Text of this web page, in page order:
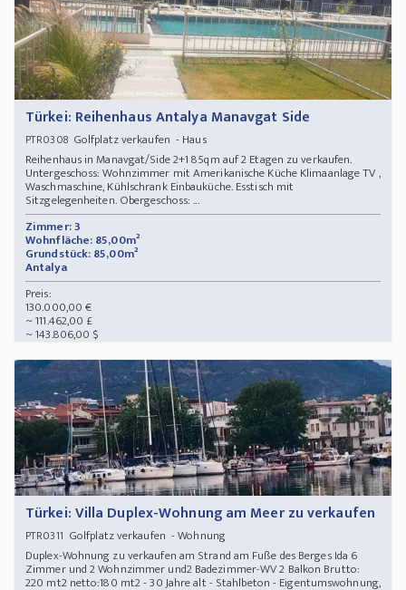
Türkei: Reihenhaus Antalya Manavgat Side
PTR0308Golfplatz verkaufen - Haus
Reihenhaus in Manavgat/Side 2+1 85qm auf 2 Etagen zu verkaufen.
Untergeschoss: Wohnzimmer mit Amerikanische Küche Klimaanlage TV ,
Waschmaschine, Kühlschrank Einbauküche. Esstisch mit
Sitzgelegenheiten. Obergeschoss: ...
Zimmer: 3
Wohnfläche: 85,00m²
Grundstück: 85,00m²
Antalya
Preis:
130.000,00 €
~ 111.462,00 £
~ 143.806,00 $
Türkei: Villa Duplex-Wohnung am Meer zu verkaufen
PTR0311 Golfplatz verkaufen - Wohnung
Duplex-Wohnung zu verkaufen am Strand am Fuße des Berges Ida 6
Zimmer und 2 Wohnzimmer und2 Badezimmer-WV 2 Balkon Brutto:
220 mt2 netto:180 mt2 - 30 Jahre alt - Stahlbeton - Eigentumswohnung,